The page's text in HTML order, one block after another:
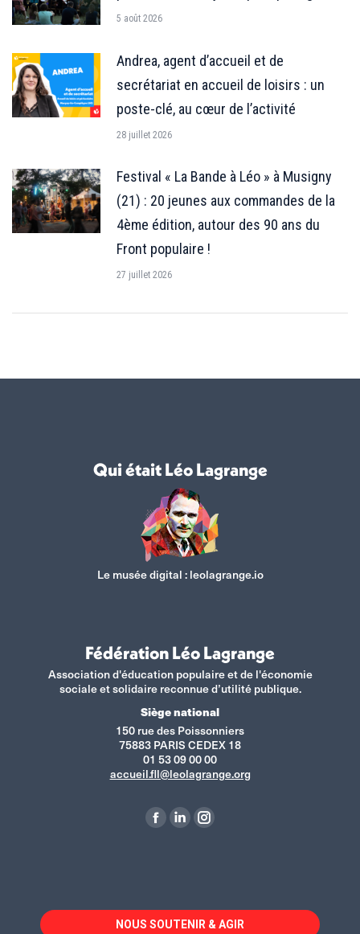
5 août 2026
Andrea, agent d’accueil et de
secrétariat en accueil de loisirs : un
poste-clé, au cœur de l’activité
28 juillet 2026
Festival « La Bande à Léo » à Musigny
(21) : 20 jeunes aux commandes de la
4ème édition, autour des 90 ans du
Front populaire !
27 juillet 2026
Qui était Léo Lagrange
Le musée digital : leolagrange.io
Fédération Léo Lagrange
Association d'éducation populaire et de l'économie
sociale et solidaire reconnue d’utilité publique.
Siège national
150 rue des Poissonniers
75883 PARIS CEDEX 18
01 53 09 00 00
accueil.fll@leolagrange.org
La
dans
La
dans
La
dans
NOUS SOUTENIR & AGIR